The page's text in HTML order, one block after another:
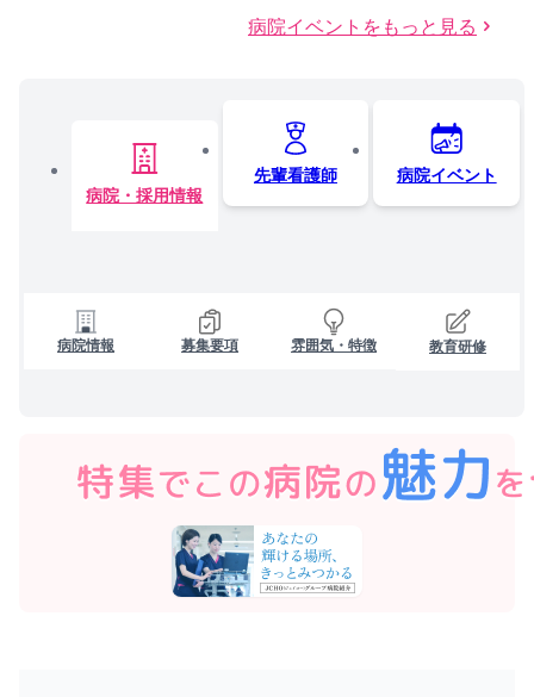
病院イベントをもっと見る
病院・採用情報
先輩看護師 病院イベント
病院情報 募集要項 雰囲気・特徴 教育研修